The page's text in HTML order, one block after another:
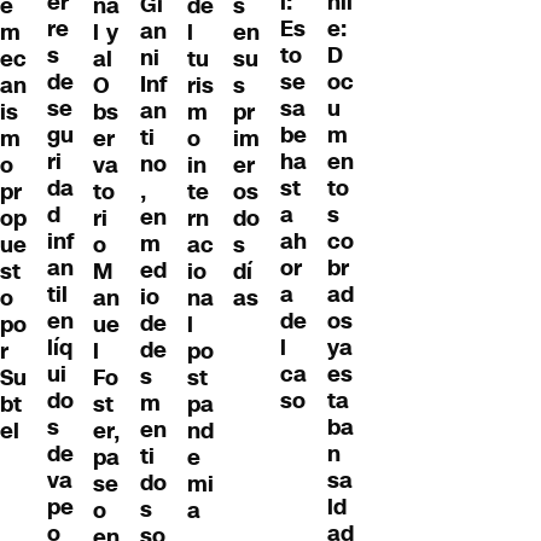
m
ec
an
is
m
o
pr
op
ue
st
o
po
r
Su
bt
el
re
s
de
se
gu
ri
da
d
inf
an
til
en
líq
ui
do
s
de
va
pe
o
l y
al
O
bs
er
va
to
ri
o
M
an
ue
l
Fo
st
er,
pa
se
o
an
ni
Inf
an
ti
no
,
en
m
ed
io
de
de
s
m
en
ti
do
s
l
tu
ris
m
o
in
te
rn
ac
io
na
l
po
st
pa
nd
e
mi
a
en
su
s
pr
im
er
os
do
s
dí
as
Es
to
se
sa
be
ha
st
a
ah
or
a
de
l
ca
so
e:
D
oc
u
m
en
to
s
co
br
ad
os
ya
es
ta
ba
n
sa
ld
ad